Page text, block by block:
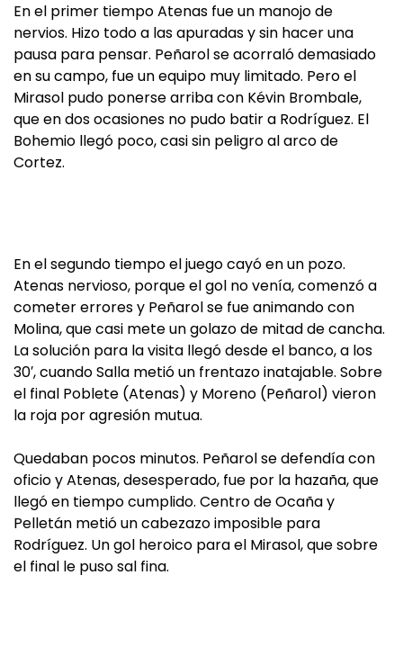
En el primer tiempo Atenas fue un manojo de
nervios. Hizo todo a las apuradas y sin hacer una
pausa para pensar. Peñarol se acorraló demasiado
en su campo, fue un equipo muy limitado. Pero el
Mirasol pudo ponerse arriba con Kévin Brombale,
que en dos ocasiones no pudo batir a Rodríguez. El
Bohemio llegó poco, casi sin peligro al arco de
Cortez.
En el segundo tiempo el juego cayó en un pozo.
Atenas nervioso, porque el gol no venía, comenzó a
cometer errores y Peñarol se fue animando con
Molina, que casi mete un golazo de mitad de cancha.
La solución para la visita llegó desde el banco, a los
30′, cuando Salla metió un frentazo inatajable. Sobre
el final Poblete (Atenas) y Moreno (Peñarol) vieron
la roja por agresión mutua.
Quedaban pocos minutos. Peñarol se defendía con
oficio y Atenas, desesperado, fue por la hazaña, que
llegó en tiempo cumplido. Centro de Ocaña y
Pelletán metió un cabezazo imposible para
Rodríguez. Un gol heroico para el Mirasol, que sobre
el final le puso sal fina.